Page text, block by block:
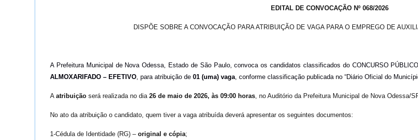
EDITAL DE CONVOCAÇÃO Nº 068/2026
DISPÕE SOBRE A CONVOCAÇÃO PARA ATRIBUIÇÃO DE VAGA PARA O EMPREGO DE
A Prefeitura Municipal de Nova Odessa, Estado de São Paulo, convoca os candidatos classificados do CONCURSO
ALMOXARIFADO – EFETIVO , para atribuição de 01 (uma) vaga , conforme classificação publicada no “Diário Oficial do
A atribuição será realizada no dia 26 de maio de 2026, às 09:00 horas , no Auditório da Prefeitura Municipal de Nova Odessa/
No ato da atribuição o candidato, quem tiver a vaga atribuída deverá apresentar os seguintes documentos:
1-Cédula de Identidade (RG) – original e cópia;